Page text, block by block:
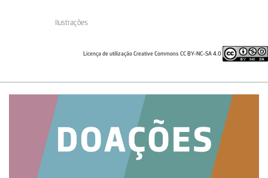
Ilustrações
Licença de utilização Creative Commons CC BY-NC-SA 4.0